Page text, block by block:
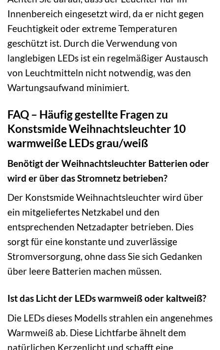
Innenbereich eingesetzt wird, da er nicht gegen
Feuchtigkeit oder extreme Temperaturen
geschützt ist. Durch die Verwendung von
langlebigen LEDs ist ein regelmäßiger Austausch
von Leuchtmitteln nicht notwendig, was den
Wartungsaufwand minimiert.
FAQ – Häufig gestellte Fragen zu
Konstsmide Weihnachtsleuchter 10
warmweiße LEDs grau/weiß
Benötigt der Weihnachtsleuchter Batterien oder
wird er über das Stromnetz betrieben?
Der Konstsmide Weihnachtsleuchter wird über
ein mitgeliefertes Netzkabel und den
entsprechenden Netzadapter betrieben. Dies
sorgt für eine konstante und zuverlässige
Stromversorgung, ohne dass Sie sich Gedanken
über leere Batterien machen müssen.
Ist das Licht der LEDs warmweiß oder kaltweiß?
Die LEDs dieses Modells strahlen ein angenehmes
Warmweiß ab. Diese Lichtfarbe ähnelt dem
natürlichen Kerzenlicht und schafft eine